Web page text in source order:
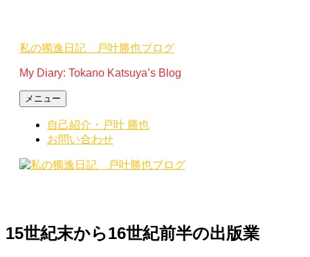
私の獨逸日記 戸叶勝也ブログ
My Diary: Tokano Katsuya’s Blog
メニュー
自己紹介・戸叶 勝也
お問い合わせ
15世紀末から16世紀前半の出版業